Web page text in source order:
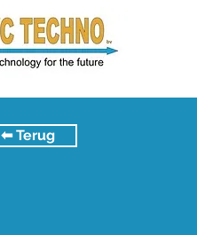
⬅︎ Terug